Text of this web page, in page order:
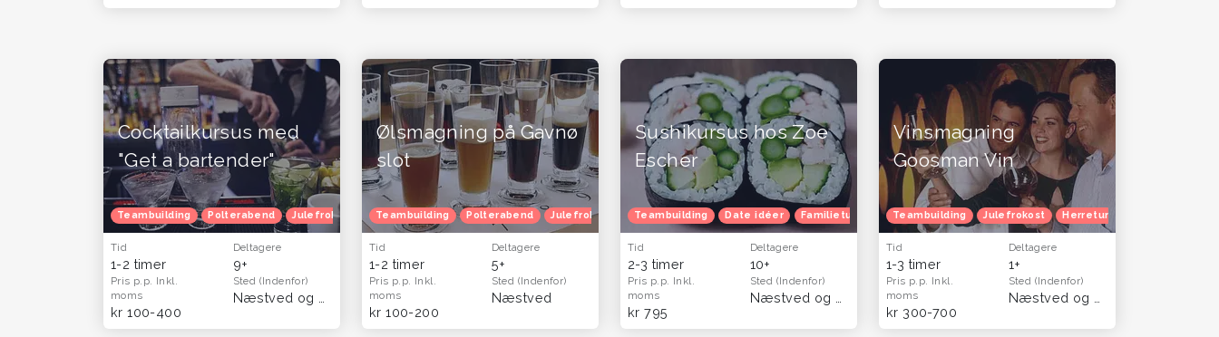
Cocktailkursus med
"Get a bartender"
Teambuilding Polterabend Julefrokost Herretur Venindetur
Tid
1-2 timer
Deltagere
9+
Pris p.p. Inkl.
moms
kr 100-400
Sted (Indenfor)
Ølsmagning på Gavnø
slot
Teambuilding Polterabend Julefrokost Herretur
Tid
1-2 timer
Deltagere
5+
Pris p.p. Inkl.
moms
kr 100-200
Sted (Indenfor)
Næstved
Sushikursus hos Zoe
Escher
Teambuilding Date idéer Familietur Julefrokost Venindetur
Tid
2-3 timer
Deltagere
10+
Pris p.p. Inkl.
moms
kr 795
Sted (Indenfor)
(København & Sjælland)
Vinsmagning
Goosman Vin
Teambuilding Julefrokost Herretur
Tid
1-3 timer
Deltagere
1+
Pris p.p. Inkl.
moms
kr 300-700
Sted (Indenfor)